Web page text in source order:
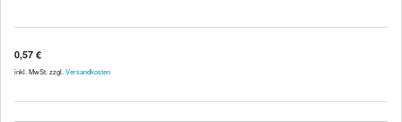
0,57 €
inkl. MwSt. zzgl. Versandkosten